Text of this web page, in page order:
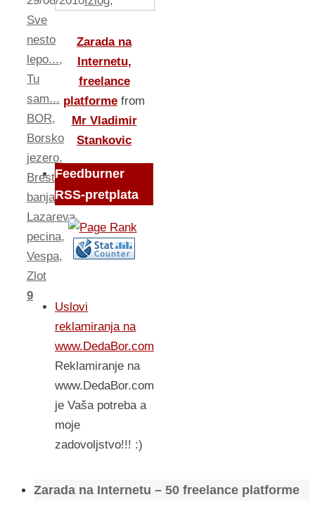
Sve
nesto
lepo...,
Tu
sam...
BOR,
Borsko
jezero,
Brestovacka
banja,
Lazareva
pecina,
Vespa,
Zlot
9
Zarada na
Internetu,
freelance
platforme from
Mr Vladimir
Stankovic
Feedburner
RSS-pretplata
Uslovi
reklamiranja na
www.DedaBor.com
Reklamiranje na
www.DedaBor.com
je Vaša potreba a
moje
zadovoljstvo!!! :)
Zarada na Internetu – 50 freelance platforme